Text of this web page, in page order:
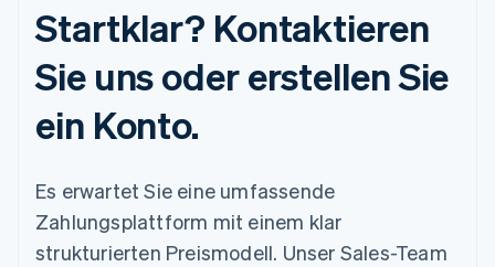
Startklar? Kontaktieren
Sie uns oder erstellen Sie
ein Konto.
Es erwartet Sie eine umfassende
Zahlungsplattform mit einem klar
strukturierten Preismodell. Unser Sales-Team